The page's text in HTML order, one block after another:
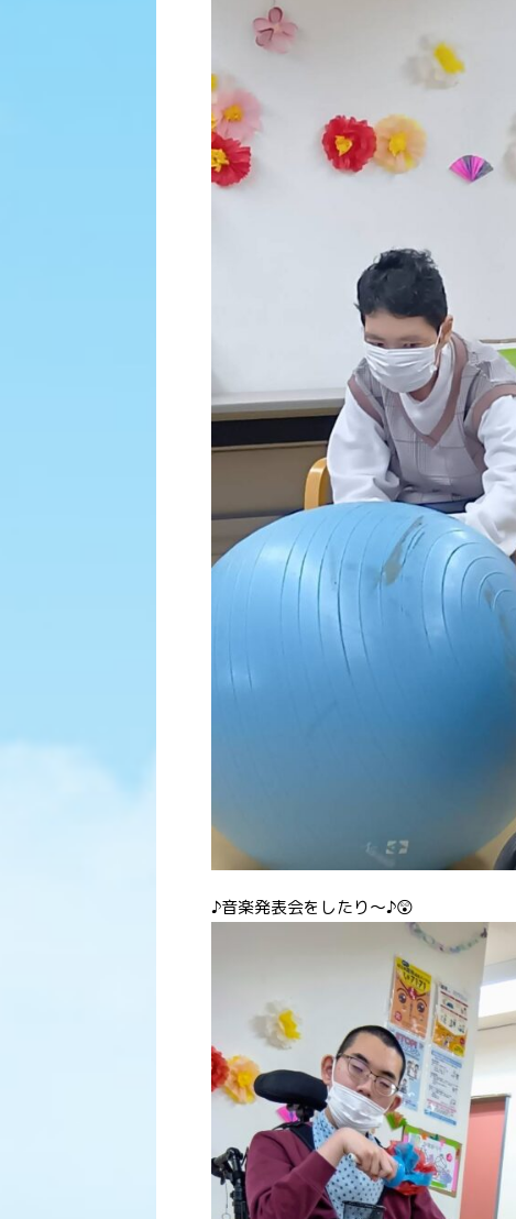
♪音楽発表会をしたり〜♪😲